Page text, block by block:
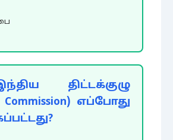
திட்டக்குழு
Commission) எப்போது